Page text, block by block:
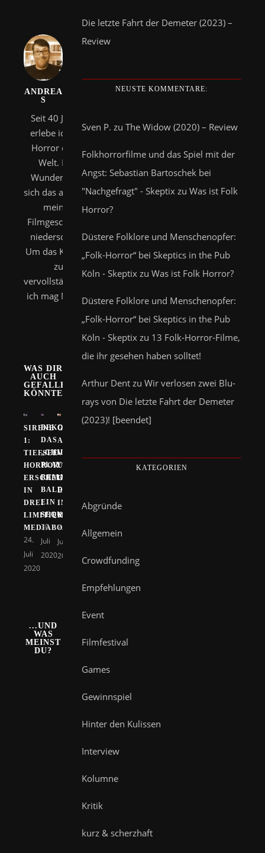
ANDREA
S
Seit 40 Jahren
erlebe ich den
Horror dieser
Welt. Kein
Wunder, dass
sich das auch auf
meinen
Filmgeschmack
niederschlägt.
Um das Klischee
zu
vervollständigen:
ich mag Metal :)
WAS DIR
AUCH
GEFALLEN
KÖNNTE
SIRENE
1:
TIEFSEE-
HORROR
ERSCHEINT
IN
DREI
LIMITIERTEN
MEDIABOOKS
24.
Juli
2020
BEKOMMT
DAS
„CHILD’S
PLAY“-
REMAKE
BALD
EIN
SEQUEL?
30.
Juli
2020
GIALLO
A
VENEZIA:
UMSTRITTENER
GIALLO
ERSCHEINT
IM
MEDIABOOK!
7.
Juli
2020
...UND
WAS
MEINST
DU?
Die letzte Fahrt der Demeter (2023) –
Review
NEUSTE KOMMENTARE:
Sven P. zu The Widow (2020) – Review
Folkhorrorfilme und das Spiel mit der
Angst: Sebastian Bartoschek bei
"Nachgefragt" - Skeptix zu Was ist Folk
Horror?
Düstere Folklore und Menschenopfer:
„Folk-Horror“ bei Skeptics in the Pub
Köln - Skeptix zu Was ist Folk Horror?
Düstere Folklore und Menschenopfer:
„Folk-Horror“ bei Skeptics in the Pub
Köln - Skeptix zu 13 Folk-Horror-Filme,
die ihr gesehen haben solltet!
Arthur Dent zu Wir verlosen zwei Blu-
rays von Die letzte Fahrt der Demeter
(2023)! [beendet]
KATEGORIEN
Abgründe
Allgemein
Crowdfunding
Empfehlungen
Event
Filmfestival
Games
Gewinnspiel
Hinter den Kulissen
Interview
Kolumne
Kritik
kurz & scherzhaft